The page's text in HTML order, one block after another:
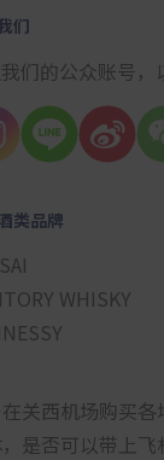
们
们的公众账号
类品牌
WHISKY
西机场购买各
是否可以带上飞